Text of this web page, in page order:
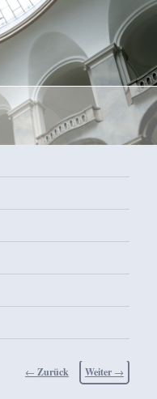
Beitragsnavigation
← Zurück Weiter →